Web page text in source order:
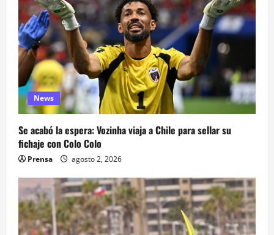
News
Se acabó la espera: Vozinha viaja a Chile para sellar su
fichaje con Colo Colo
Prensa agosto 2, 2026